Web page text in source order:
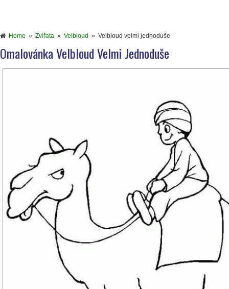
Home » Zvířata » Velbloud » Velbloud velmi jednoduše
Omalovánka Velbloud Velmi Jednoduše